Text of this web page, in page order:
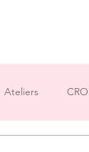
Ateliers